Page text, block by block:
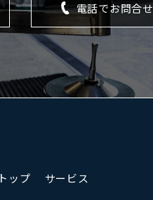
電話でお問合せ
トップ サービス